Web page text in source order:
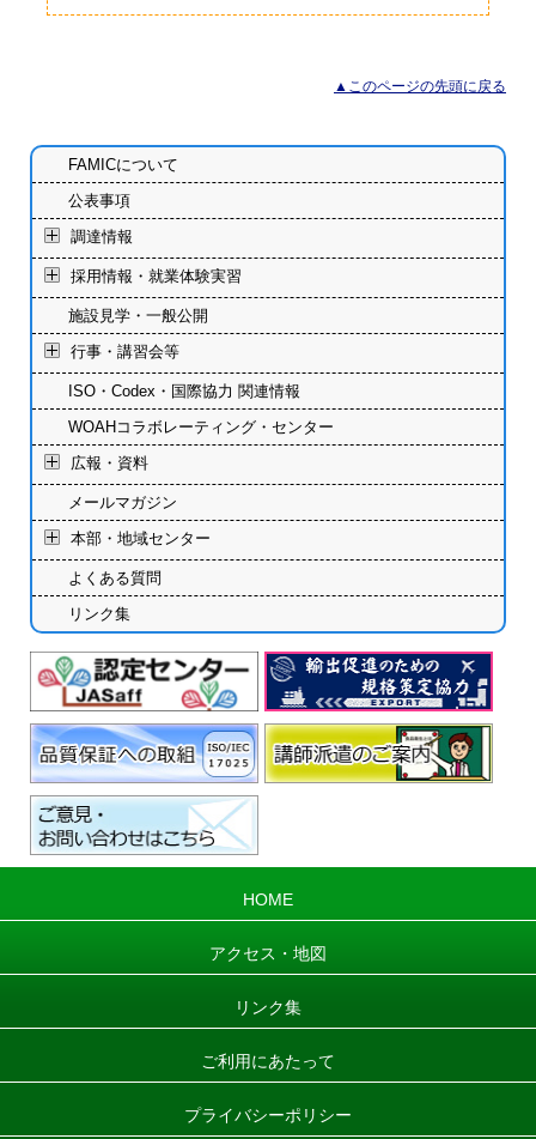
▲このページの先頭に戻る
FAMICについて
公表事項
調達情報
採用情報・就業体験実習
施設見学・一般公開
行事・講習会等
ISO・Codex・国際協力 関連情報
WOAHコラボレーティング・センター
広報・資料
メールマガジン
本部・地域センター
よくある質問
リンク集
HOME
アクセス・地図
リンク集
ご利用にあたって
プライバシーポリシー